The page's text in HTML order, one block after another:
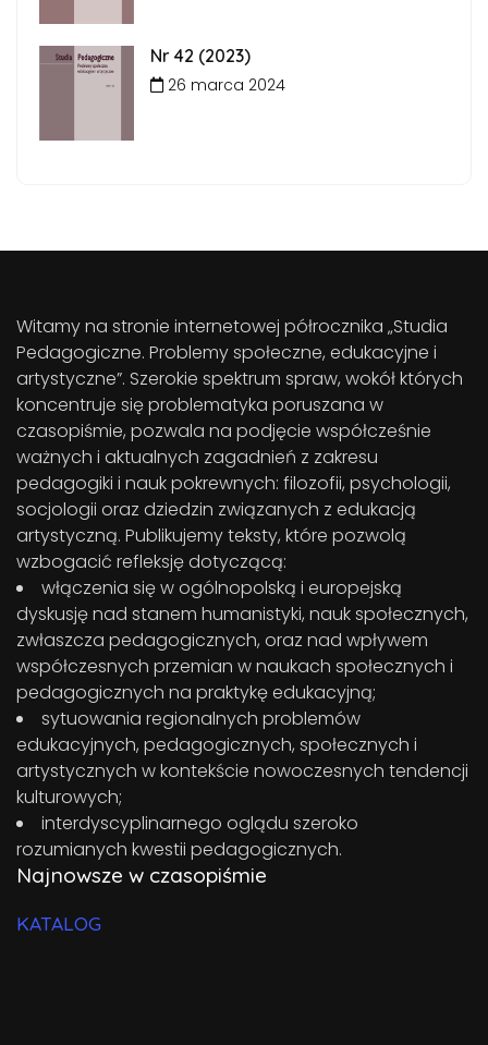
Nr 42 (2023)
26 marca 2024
Witamy na stronie internetowej półrocznika „Studia
Pedagogiczne. Problemy społeczne, edukacyjne i
artystyczne”. Szerokie spektrum spraw, wokół których
koncentruje się problematyka poruszana w
czasopiśmie, pozwala na podjęcie współcześnie
ważnych i aktualnych zagadnień z zakresu
pedagogiki i nauk pokrewnych: filozofii, psychologii,
socjologii oraz dziedzin związanych z edukacją
artystyczną. Publikujemy teksty, które pozwolą
wzbogacić refleksję dotyczącą:
włączenia się w ogólnopolską i europejską
dyskusję nad stanem humanistyki, nauk społecznych,
zwłaszcza pedagogicznych, oraz nad wpływem
współczesnych przemian w naukach społecznych i
pedagogicznych na praktykę edukacyjną;
sytuowania regionalnych problemów
edukacyjnych, pedagogicznych, społecznych i
artystycznych w kontekście nowoczesnych tendencji
kulturowych;
interdyscyplinarnego oglądu szeroko
rozumianych kwestii pedagogicznych.
Najnowsze w czasopiśmie
KATALOG